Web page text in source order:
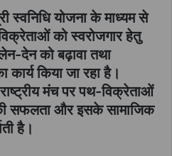
स्वनिधि योजना के माध्यम से
को स्वरोजगार हेतु
देन को बढ़ावा तथा
कार्य किया जा रहा है।
मंच पर पथ-विक्रेताओं
सफलता और इसके सामाजिक
है।